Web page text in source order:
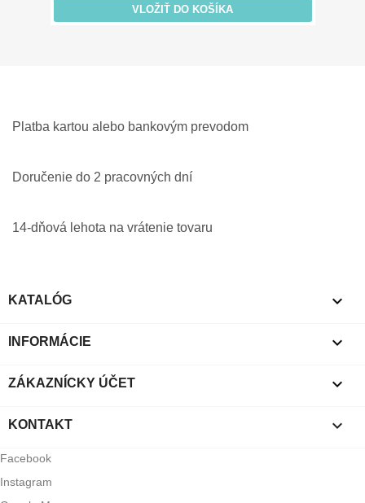
VLOŽIŤ DO KOŠÍKA
Platba kartou alebo bankovým prevodom
Doručenie do 2 pracovných dní
14-dňová lehota na vrátenie tovaru
KATALÓG 
INFORMÁCIE 
ZÁKAZNÍCKY ÚČET 
KONTAKT 
Facebook
Instagram